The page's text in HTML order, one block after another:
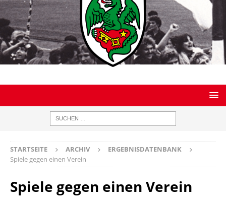
STARTSEITE ARCHIV
ERGEBNISDATENBANK
Spiele gegen einen Verein
Spiele gegen einen Verein